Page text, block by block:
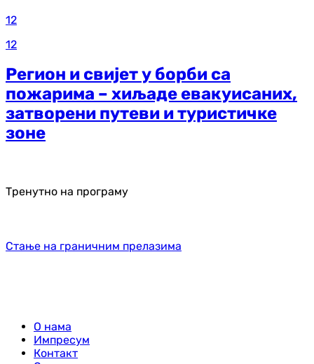
12
12
Регион и свијет у борби са
пожарима – хиљаде евакуисаних,
затворени путеви и туристичке
зоне
Тренутно на програму
Стање на граничним прелазима
О нама
Импресум
Контакт